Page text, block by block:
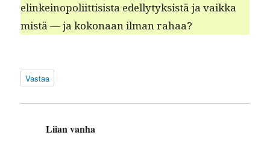
elinkei­nop­o­li­it­ti­sista edel­ly­tyk­sistä ja vaik­ka
mis­tä — ja kokon­aan ilman rahaa?
Vastaa
Liian vanha